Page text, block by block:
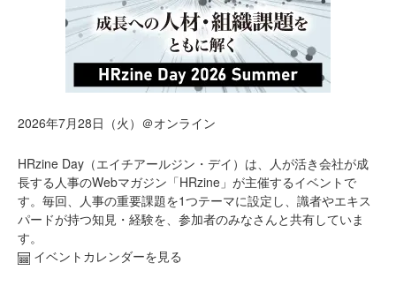
2026年7月28日（火）＠オンライン
HRzine Day（エイチアールジン・デイ）は、人が活き会社が成
長する人事のWebマガジン「HRzine」が主催するイベントで
す。毎回、人事の重要課題を1つテーマに設定し、識者やエキス
パードが持つ知見・経験を、参加者のみなさんと共有していま
す。
イベントカレンダーを見る